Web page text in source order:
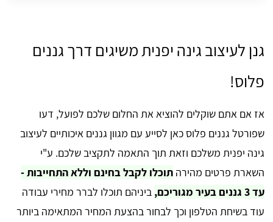
גנן לעיצוב גינה יפנית משיגים דרך גננים
פלוס!
אז אם אתם שוקלים להוציא את החלום שלכם לפועל, דעו
שפורטל גננים פלוס כאן לסייע עם מגוון גננים איכותיים לעיצוב
גינה יפנית משלכם וזאת תוך התאמה לתקציב שלכם. ע"י
השארת פרטים מהירה תוכלו לקבל בחינם וללא התחייבות -
עד 3 גננים בעיר מגוריכם,
ביניהם תוכלו לברר מחירי עבודה
עוד בשיחת הטלפון וכך לבחור בהצעת המחיר המתאימה ביותר